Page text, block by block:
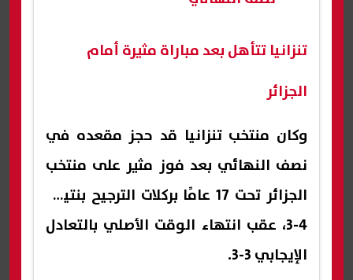
تنزانيا تتأهل بعد مباراة مثيرة أمام
الجزائر
وكان منتخب تنزانيا قد حجز مقعده في
نصف النهائي بعد فوز مثير على منتخب
الجزائر تحت 17 عامًا بركلات الترجيح بنتيجة
4-3، عقب انتهاء الوقت الأصلي بالتعادل
الإيجابي 3-3.